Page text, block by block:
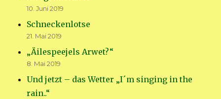
10. Juni 2019
Schneckenlotse
21. Mai 2019
„Äilespeejels Arwet?“
8. Mai 2019
Und jetzt – das Wetter „I´m singing in the
rain..“